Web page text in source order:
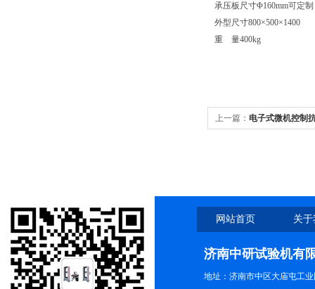
承压板尺寸Φ160mm可定制
外型尺寸800×500×1400
重 量400kg
上一篇： 电子式微机控制
网站首页 关
济南中研试验机有
地址：济南市中区大庙屯工